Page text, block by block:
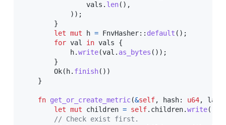
                vals
. len( ) ,
) ) ;
}
let mut h = FnvHasher:: default ( ) ;
for val in vals {
            h
.write(val . as_bytes ( ) ) ;
}
Ok( h. finish( ) )
}
fn get_or_create_metric(&self, hash: u64,
let mut children = self. children.write(
// Check exist first.